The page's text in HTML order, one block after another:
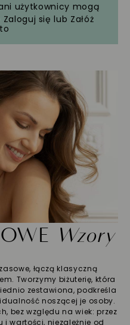
użytkownicy mogą
Zaloguj się lub Załóż
Wzory
łączą klasyczną
Tworzymy biżuterię, która
zestawiona, podkreśla
noszącej je osoby.
bez względu na wiek: przez
wartości, niezależnie od